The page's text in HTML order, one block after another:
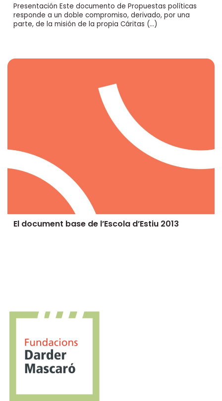
Presentación Este documento de Propuestas políticas
responde a un doble compromiso, derivado, por una
parte, de la misión de la propia Cáritas (…)
El document base de l’Escola d’Estiu 2013